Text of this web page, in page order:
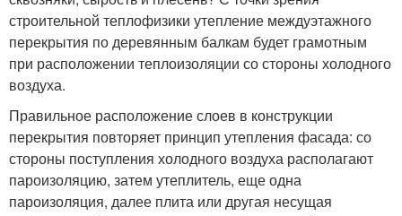
строительной теплофизики утепление междуэтажного
перекрытия по деревянным балкам будет грамотным
при расположении теплоизоляции со стороны холодного
воздуха.
Правильное расположение слоев в конструкции
перекрытия повторяет принцип утепления фасада: со
стороны поступления холодного воздуха располагают
пароизоляцию, затем утеплитель, еще одна
пароизоляция, далее плита или другая несущая